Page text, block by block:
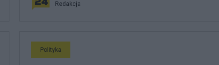
Redakcja
Polityka